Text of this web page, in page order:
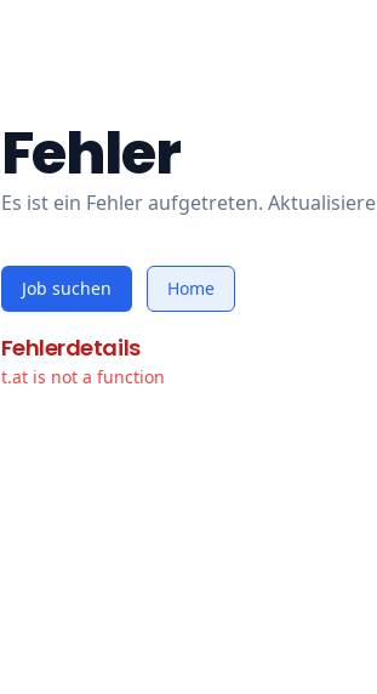
Fehler
Es ist ein Fehler aufgetreten.
Job suchen Home
Fehlerdetails
t.at is not a function